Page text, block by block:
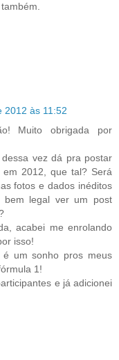
2012 às 11:52
Muito obrigada por
vez dá pra postar
2012, que tal? Será
fotos e dados inéditos
bem legal ver um post
acabei me enrolando
isso!
um sonho pros meus
1!
e já adicionei